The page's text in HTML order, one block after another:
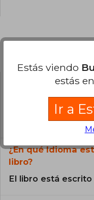
Todos los libros
catálogo son
¿En qué Idioma
libro?
El libro está
Estás viendo
estás en
Ir a